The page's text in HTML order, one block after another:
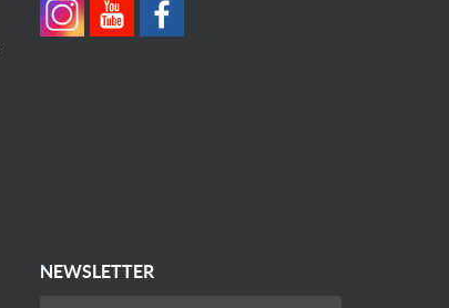
NEWSLETTER